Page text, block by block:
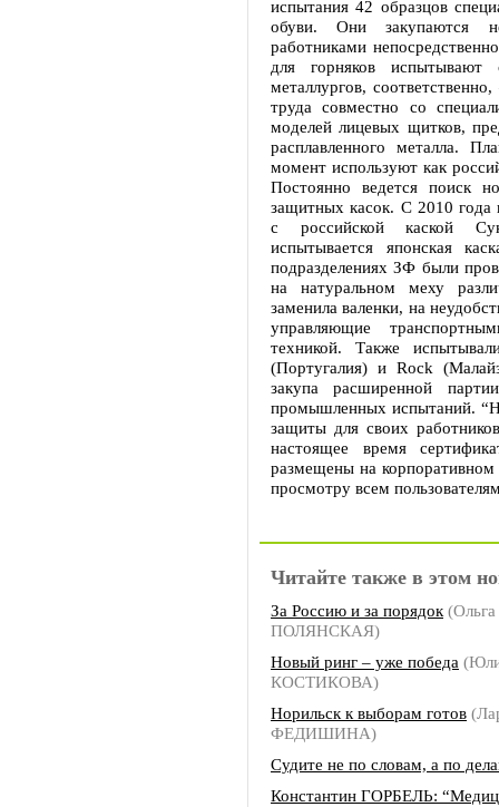
испытания 42 образцов
обуви. Они закупаются
работниками
для горняков
металлургов,
труда совместно со
моделей лицевых щитков,
расплавленного металла.
момент используют как
Постоянно ведется поиск
защитных касок. С 2010 года
с российской каской
испытывается японская
подразделениях ЗФ были
на натуральном меху
заменила валенки, на
управляющие
техникой. Также
(Португалия) и Rock
закупа расширенной
промышленных испытаний.
защиты для своих
настоящее время
размещены на корпоративном
просмотру всем
Читайте также в этом
За Россию и за порядок (Ольга
ПОЛЯНСКАЯ)
Новый ринг – уже победа
КОСТИКОВА)
Норильск к выборам готов
ФЕДИШИНА)
Судите не по словам, а по
Константин ГОРБЕЛЬ: